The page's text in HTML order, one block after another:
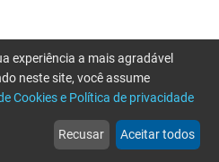
web
Notícias
more_horiz
Mais
experiência a mais agradável
neste site, você assume
Cookies e Política de privacidade
Recusar Aceitar todos
favor tente novamente